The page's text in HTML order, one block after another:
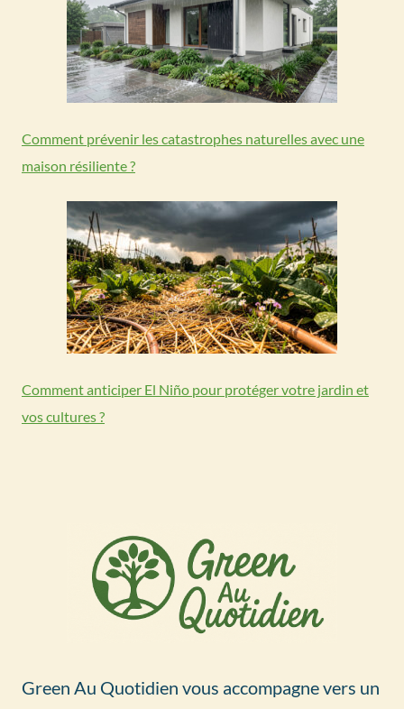
Comment prévenir les catastrophes naturelles avec une
maison résiliente ?
Comment anticiper El Niño pour protéger votre jardin et
vos cultures ?
Green Au Quotidien vous accompagne vers un